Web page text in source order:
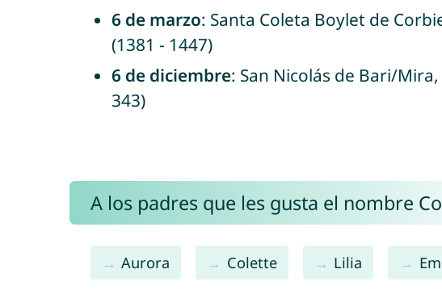
6 de marzo: Santa Coleta Boylet de
(1381 - 1447)
6 de diciembre: San Nicolás de Bari/
343)
A los padres que les gusta el nombre
Aurora Colette Lilia